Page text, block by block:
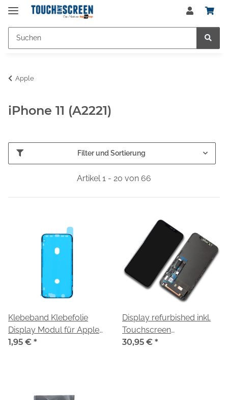
Apple
iPhone 11 (A2221)
Filter und Sortierung
Artikel 1 - 20 von 66
Klebeband Klebefolie
Display Modul für Apple
iPhone 11 (A2221)
1,95 € *
Display refurbished inkl.
Touchscreen
schwarz/black passend
30,95 € *